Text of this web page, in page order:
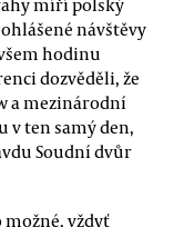
míří polský
návštěvy
hodinu
dozvěděli, že
a mezinárodní
v ten samý den,
Soudní dvůr
možné, vždyť